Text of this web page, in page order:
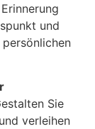
und
Sie
verleihen